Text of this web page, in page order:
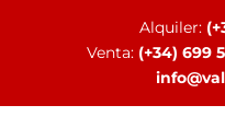
Alquiler:
Venta: (+34) 699